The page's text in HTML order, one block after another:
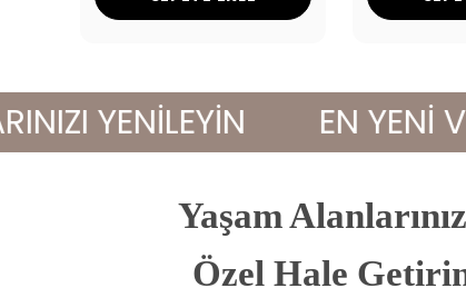
YENİLEYİN EN YENİ VE
Yaşam
Özel Hale